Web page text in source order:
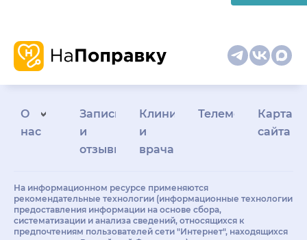
О
нас
Запись
и
отзывы
Клиникам
и
врачам
Телемедицина
Карта
сайта
На информационном ресурсе применяются
рекомендательные технологии (информационные технологии
предоставления информации на основе сбора,
систематизации и анализа сведений, относящихся к
предпочтениям пользователей сети "Интернет", находящихся